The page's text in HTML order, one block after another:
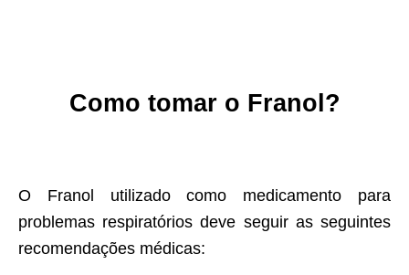
Como tomar o Franol?
O Franol utilizado como medicamento para
problemas respiratórios deve seguir as seguintes
recomendações médicas: